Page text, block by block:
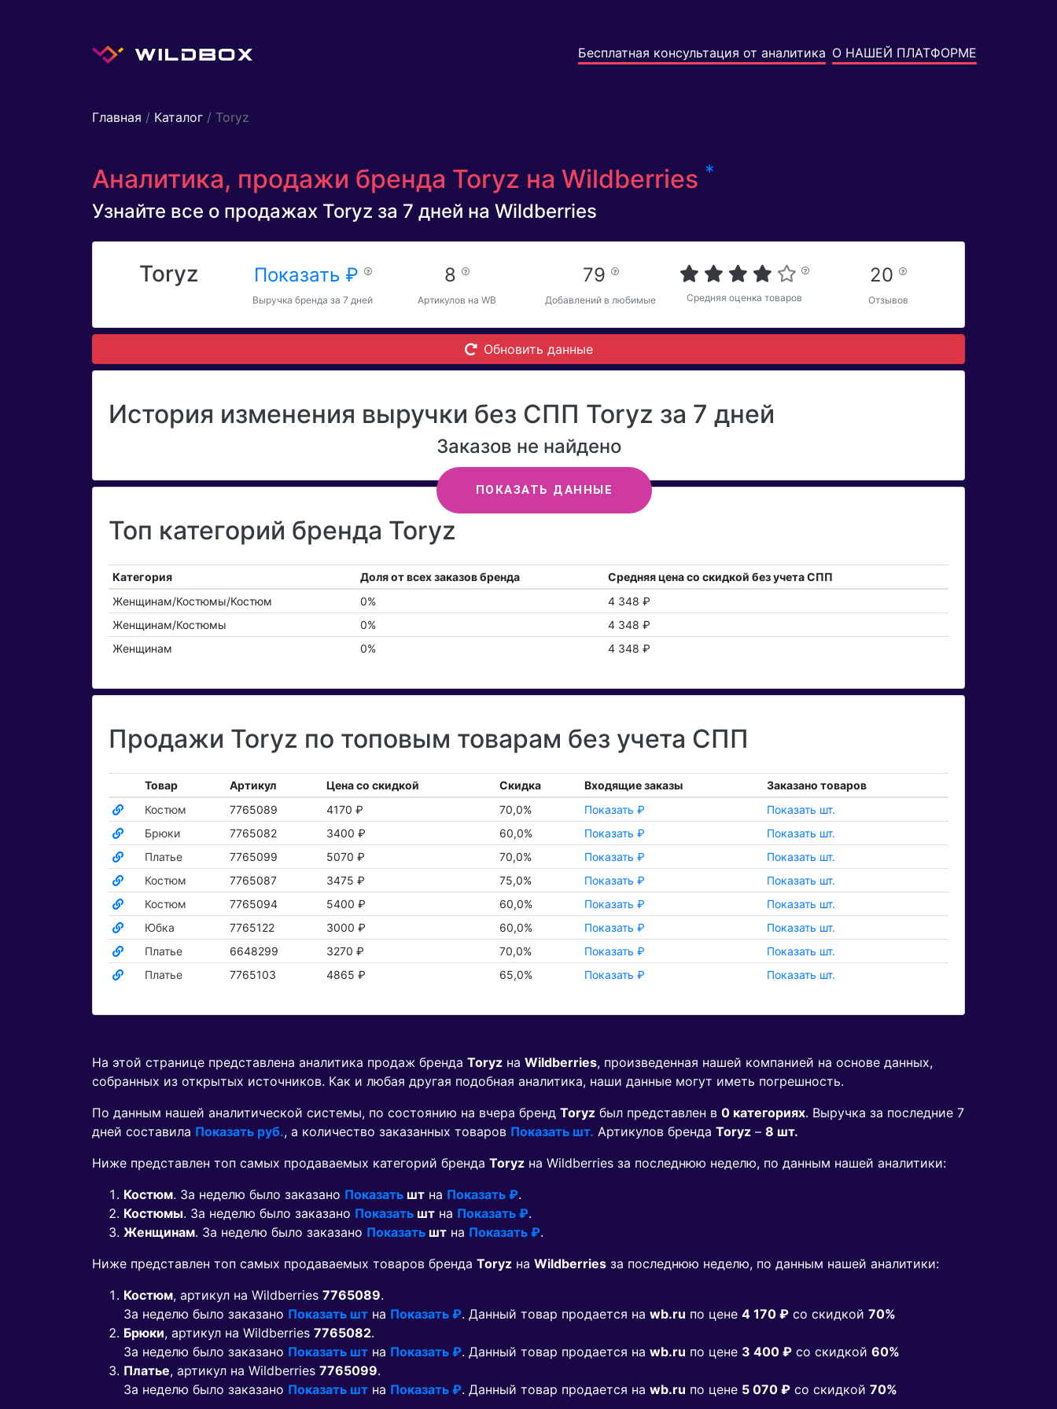
Бесплатная консультация от аналитика О НАШЕЙ ПЛАТФОРМЕ
Главная / Каталог / Toryz
Аналитика, продажи бренда Toryz на Wildberries *
Узнайте все о продажах Toryz за 7 дней на Wildberries
Toryz Показать ₽
Выручка бренда за 7 дней
8
Артикулов на WB
79
Добавлений в любимые Средняя оценка товаров
20
Отзывов
Обновить данные
История изменения выручки без СПП Toryz за 7 дней
ПОКАЗАТЬ ДАННЫЕ
Заказов не найдено
Топ категорий бренда Toryz
Категория Доля от всех заказов бренда
Средняя цена со скидкой без учета СПП
Женщинам/Костюмы/Костюм
0%
4 348 ₽
Женщинам/Костюмы
0%
4 348 ₽
Женщинам
0% 4 348 ₽
Продажи Toryz по топовым товарам без учета СПП
Товар Артикул Цена со скидкой Скидка Входящие заказы
Заказано товаров
Костюм
7765089 4170 ₽ 70,0% Показать ₽
Показать шт.
Брюки
7765082 3400 ₽ 60,0% Показать ₽
Показать шт.
Платье
7765099 5070 ₽ 70,0% Показать ₽
Показать шт.
Костюм
7765087 3475 ₽ 75,0% Показать ₽
Показать шт.
Костюм
7765094 5400 ₽ 60,0% Показать ₽
Показать шт.
Юбка
7765122 3000 ₽ 60,0% Показать ₽
Показать шт.
Платье
6648299 3270 ₽ 70,0% Показать ₽
Показать шт.
Платье
7765103 4865 ₽ 65,0% Показать ₽ Показать шт.
На этой странице представлена аналитика продаж бренда Toryz на Wildberries, произведенная нашей компанией на основе данных,
собранных из открытых источников. Как и любая другая подобная аналитика, наши данные могут иметь погрешность.
По данным нашей аналитической системы, по состоянию на вчера бренд Toryz был представлен в 0 категориях. Выручка за последние 7
дней составила Показать руб., а количество заказанных товаров Показать шт. Артикулов бренда Toryz – 8 шт.
Ниже представлен топ самых продаваемых категорий бренда Toryz на Wildberries за последнюю неделю, по данным нашей аналитики:
Костюм. За неделю было заказано Показать шт на Показать ₽.
Костюмы. За неделю было заказано Показать шт на Показать ₽.
Женщинам. За неделю было заказано Показать шт на Показать ₽.
Ниже представлен топ самых продаваемых товаров бренда Toryz на Wildberries за последнюю неделю, по данным нашей аналитики:
Костюм, артикул на Wildberries 7765089.
За неделю было заказано Показать шт на Показать ₽. Данный товар продается на wb.ru по цене 4 170 ₽ co скидкой 70%
Брюки, артикул на Wildberries 7765082.
За неделю было заказано Показать шт на Показать ₽. Данный товар продается на wb.ru по цене 3 400 ₽ co скидкой 60%
Платье, артикул на Wildberries 7765099.
За неделю было заказано Показать шт на Показать ₽. Данный товар продается на wb.ru по цене 5 070 ₽ co скидкой 70%